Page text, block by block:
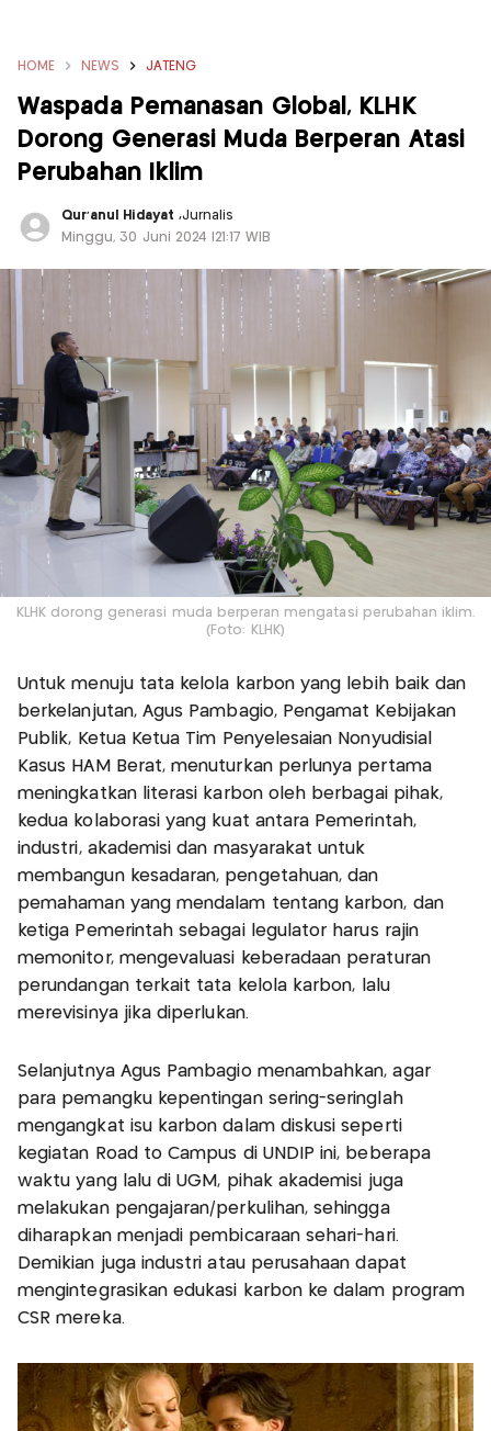
HOME NEWS JATENG
Waspada Pemanasan Global, KLHK
Dorong Generasi Muda Berperan Atasi
Perubahan Iklim
Qur'anul Hidayat ,Jurnalis
Minggu, 30 Juni 2024 |21:17 WIB
KLHK dorong generasi muda berperan mengatasi perubahan iklim.
(Foto: KLHK)
Untuk menuju tata kelola karbon yang lebih baik dan
berkelanjutan, Agus Pambagio, Pengamat Kebijakan
Publik, Ketua Ketua Tim Penyelesaian Nonyudisial
Kasus HAM Berat, menuturkan perlunya pertama
meningkatkan literasi karbon oleh berbagai pihak,
kedua kolaborasi yang kuat antara Pemerintah,
industri, akademisi dan masyarakat untuk
membangun kesadaran, pengetahuan, dan
pemahaman yang mendalam tentang karbon, dan
ketiga Pemerintah sebagai legulator harus rajin
memonitor, mengevaluasi keberadaan peraturan
perundangan terkait tata kelola karbon, lalu
merevisinya jika diperlukan.
Selanjutnya Agus Pambagio menambahkan, agar
para pemangku kepentingan sering-seringlah
mengangkat isu karbon dalam diskusi seperti
kegiatan Road to Campus di UNDIP ini, beberapa
waktu yang lalu di UGM, pihak akademisi juga
melakukan pengajaran/perkulihan, sehingga
diharapkan menjadi pembicaraan sehari-hari.
Demikian juga industri atau perusahaan dapat
mengintegrasikan edukasi karbon ke dalam program
CSR mereka.